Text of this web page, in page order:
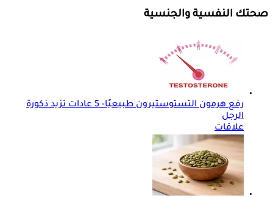
صحتك النفسية والجنسية
رفع هرمون التستوستيرون طبيعيًا- 5 عادات تزيد ذكورة
الرجل
علاقات